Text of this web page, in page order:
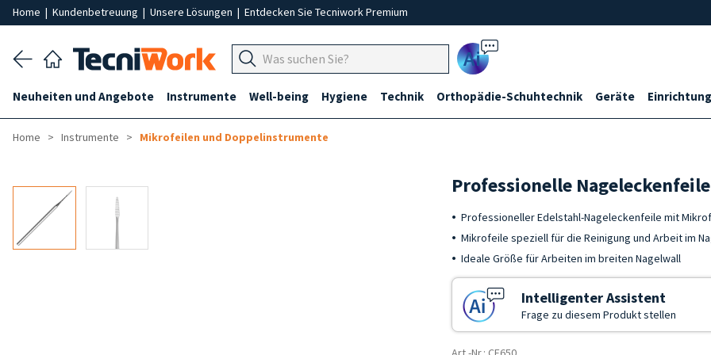
Home | Kundenbetreuung | Unsere Lösungen | Entdecken Sie Tecniwork Premium
Ai
Neuheiten und Angebote Instrumente Well-being Hygiene Technik Orthopädie-Schuhtechnik Geräte
Home Instrumente Mikrofeilen und Doppelinstrumente
Professionelle
Professioneller Edelstahl-Nageleckenfeile mit
Mikrofeile speziell für die Reinigung und Arbeit im
Ideale Größe für Arbeiten im breiten Nagelwall
Intelligenter Assistent
Frage zu diesem Produkt stellen